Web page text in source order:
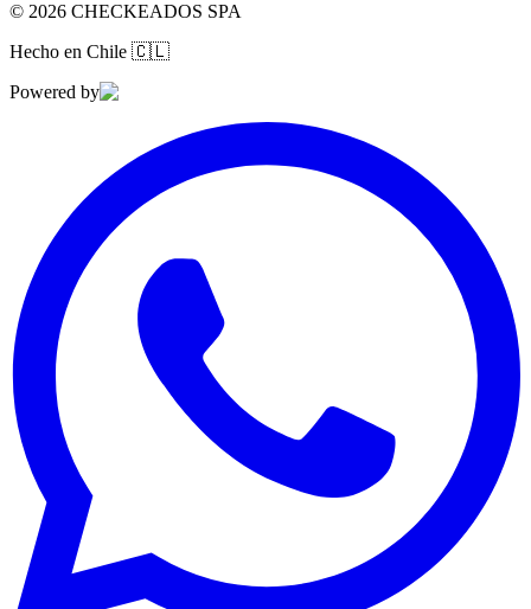
© 2026 CHECKEADOS SPA
Hecho en Chile 🇨🇱
Powered by